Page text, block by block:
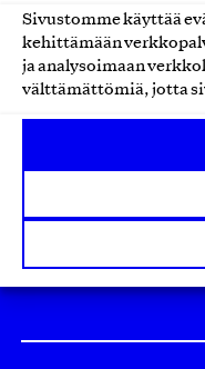
Sivustomme käyttää
kehittämään
ja analysoimaan
välttämättömiä, jotta
Design From Finland
Yhteiskunnallinen